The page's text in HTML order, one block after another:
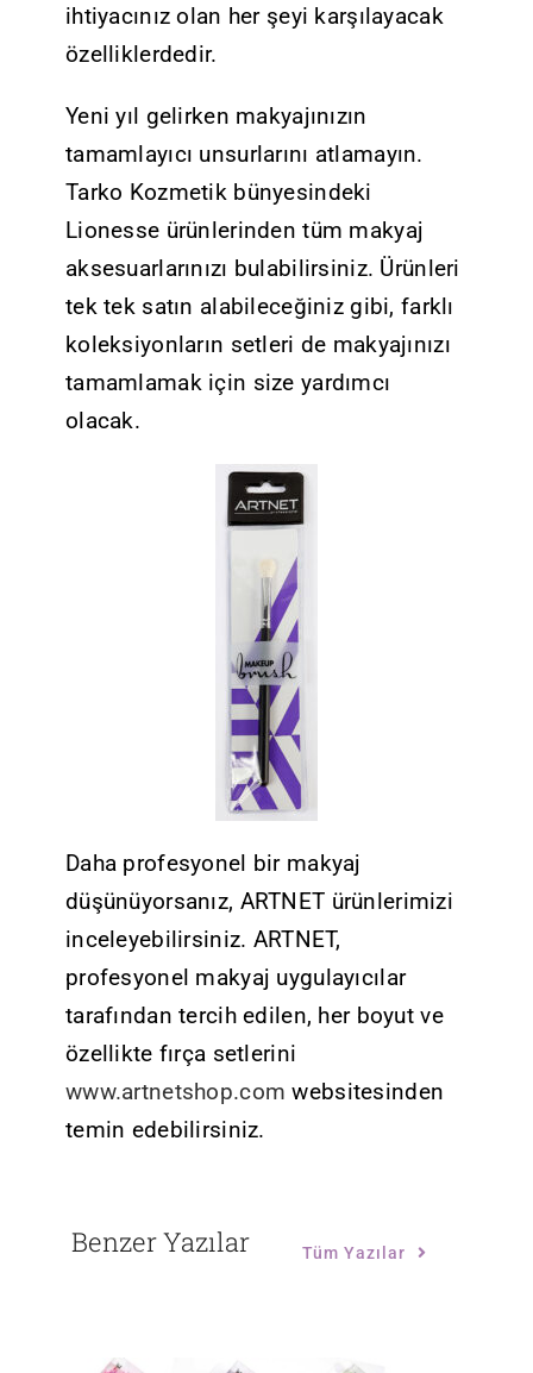
ihtiyacınız olan her şeyi karşılayacak
özelliklerdedir.
Yeni yıl gelirken makyajınızın
tamamlayıcı unsurlarını atlamayın.
Tarko Kozmetik bünyesindeki
Lionesse ürünlerinden tüm makyaj
aksesuarlarınızı bulabilirsiniz. Ürünleri
tek tek satın alabileceğiniz gibi, farklı
koleksiyonların setleri de makyajınızı
tamamlamak için size yardımcı
olacak.
Daha profesyonel bir makyaj
düşünüyorsanız, ARTNET ürünlerimizi
inceleyebilirsiniz. ARTNET,
profesyonel makyaj uygulayıcılar
tarafından tercih edilen, her boyut ve
özellikte fırça setlerini
www.artnetshop.com websitesinden
temin edebilirsiniz.
Benzer Yazılar Tüm Yazılar